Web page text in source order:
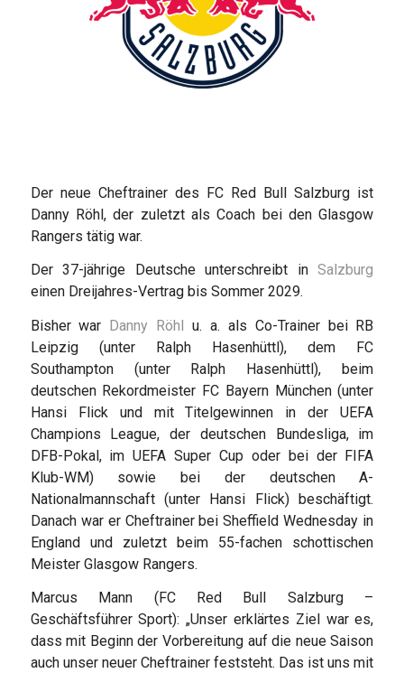
Der neue Cheftrainer des FC Red Bull Salzburg ist
Danny Röhl, der zuletzt als Coach bei den Glasgow
Rangers tätig war.
Der 37-jährige Deutsche unterschreibt inSalzburg
einen Dreijahres-Vertrag bis Sommer 2029.
Bisher war Danny Röhl u. a. als Co-Trainer bei RB
Leipzig (unter Ralph Hasenhüttl), dem FC
Southampton (unter Ralph Hasenhüttl), beim
deutschen Rekordmeister FC Bayern München (unter
Hansi Flick und mit Titelgewinnen in der UEFA
Champions League, der deutschen Bundesliga, im
DFB-Pokal, im UEFA Super Cup oder bei der FIFA
Klub-WM) sowie bei der deutschen A-
Nationalmannschaft (unter Hansi Flick) beschäftigt.
Danach war er Cheftrainer bei Sheffield Wednesday in
England und zuletzt beim 55-fachen schottischen
Meister Glasgow Rangers.
Marcus Mann (FC Red Bull Salzburg –
Geschäftsführer Sport): „Unser erklärtes Ziel war es,
dass mit Beginn der Vorbereitung auf die neue Saison
auch unser neuer Cheftrainer feststeht. Das ist uns mit